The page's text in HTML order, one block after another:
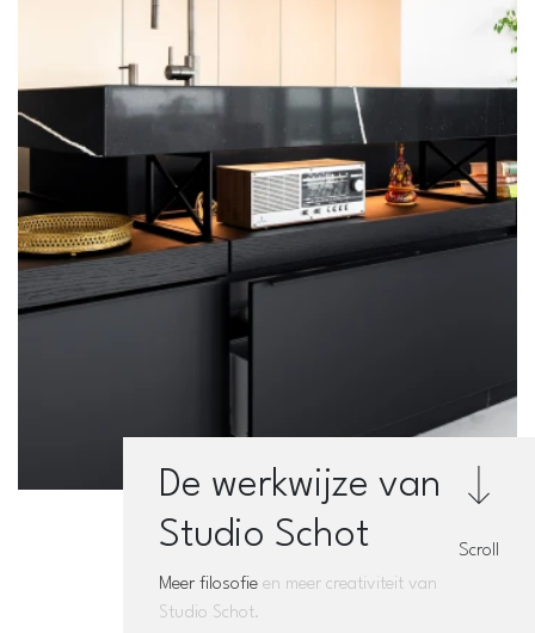
De werkwijze van
Studio Schot
Meer filosofie en meer creativiteit van
Studio Schot.
Scroll